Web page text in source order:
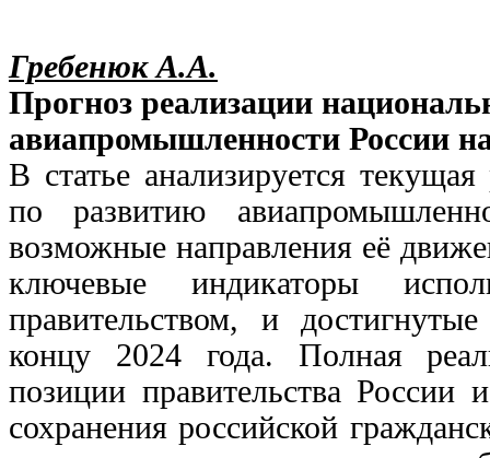
Гребенюк А.А.
Прогноз реализации
авиапромышленности России
В статье анализируется
по развитию
возможные направления её
ключевые индикаторы
правительством, и
концу 2024 года. Полная
позиции правительства России
сохранения российской